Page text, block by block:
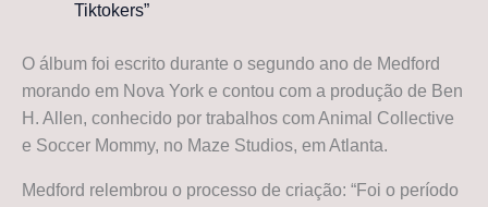
Tiktokers”
O álbum foi escrito durante o segundo ano de Medford
morando em Nova York e contou com a produção de Ben
H. Allen, conhecido por trabalhos com Animal Collective
e Soccer Mommy, no Maze Studios, em Atlanta.
Medford relembrou o processo de criação: “Foi o período